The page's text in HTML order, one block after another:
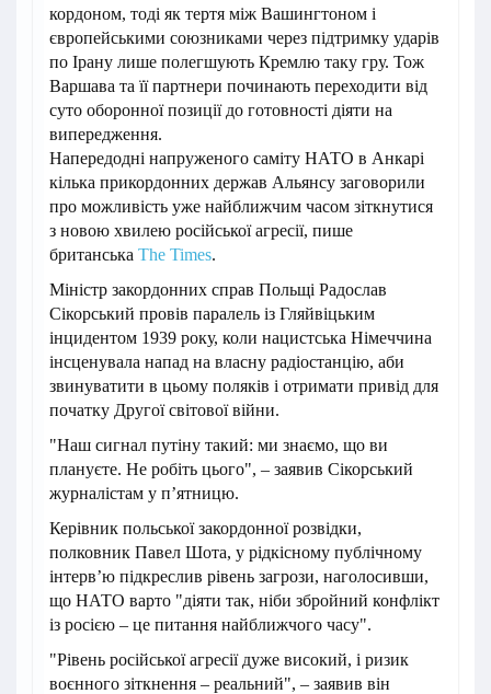
кордоном, тоді як тертя між Вашингтоном і
європейськими союзниками через підтримку ударів
по Ірану лише полегшують Кремлю таку гру. Тож
Варшава та її партнери починають переходити від
суто оборонної позиції до готовності діяти на
випередження.
Напередодні напруженого саміту НАТО в Анкарі
кілька прикордонних держав Альянсу заговорили
про можливість уже найближчим часом зіткнутися
з новою хвилею російської агресії, пише
британська The Times.
Міністр закордонних справ Польщі Радослав
Сікорський провів паралель із Гляйвіцьким
інцидентом 1939 року, коли нацистська Німеччина
інсценувала напад на власну радіостанцію, аби
звинуватити в цьому поляків і отримати привід для
початку Другої світової війни.
"Наш сигнал путіну такий: ми знаємо, що ви
плануєте. Не робіть цього", – заявив Сікорський
журналістам у п’ятницю.
Керівник польської закордонної розвідки,
полковник Павел Шота, у рідкісному публічному
інтерв’ю підкреслив рівень загрози, наголосивши,
що НАТО варто "діяти так, ніби збройний конфлікт
із росією – це питання найближчого часу".
"Рівень російської агресії дуже високий, і ризик
воєнного зіткнення – реальний", – заявив він